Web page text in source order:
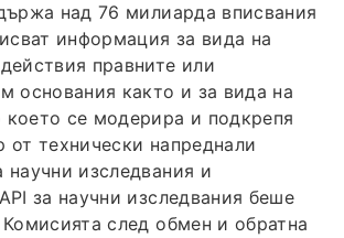
над 76 милиарда вписвания
информация за вида на
правните или
основания както и за вида на
се модерира и подкрепя
от технически напреднали
научни изследвания и
за научни изследвания беше
Комисията след обмен и обратна